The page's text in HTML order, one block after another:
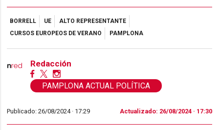
BORRELL UE
ALTO REPRESENTANTE
CURSOS EUROPEOS DE VERANO
PAMPLONA
Redacción
PAMPLONA ACTUAL POLÍTICA
Publicado: 26/08/2024 · 17:29 Actualizado: 26/08/2024 · 17:30